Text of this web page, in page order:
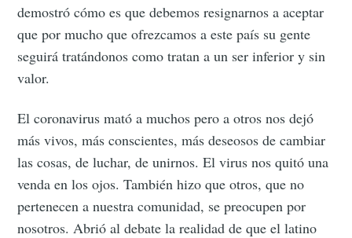
demostró cómo es que debemos resignarnos a aceptar
que por mucho que ofrezcamos a este país su gente
seguirá tratándonos como tratan a un ser inferior y sin
valor.
El coronavirus mató a muchos pero a otros nos dejó
más vivos, más conscientes, más deseosos de cambiar
las cosas, de luchar, de unirnos. El virus nos quitó una
venda en los ojos. También hizo que otros, que no
pertenecen a nuestra comunidad, se preocupen por
nosotros. Abrió al debate la realidad de que el latino